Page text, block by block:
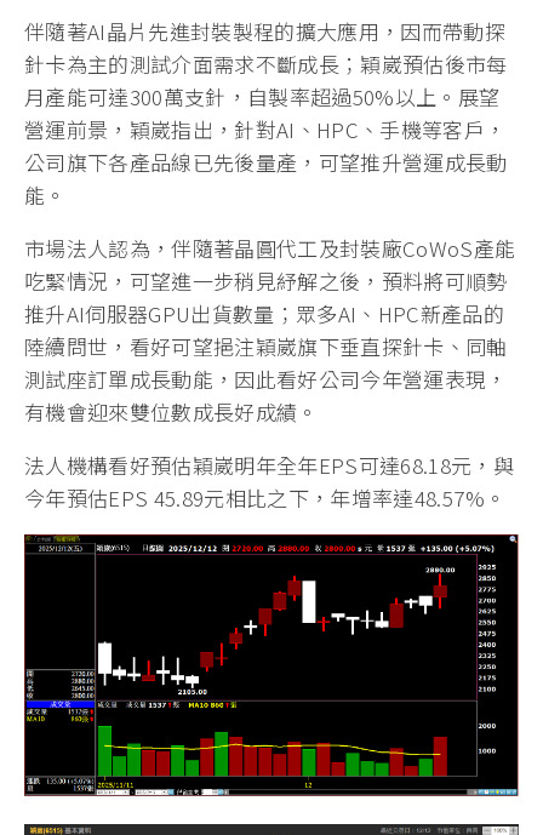
伴隨著AI晶片先進封裝製程的擴大應用，因而帶動探
針卡為主的測試介面需求不斷成長；穎崴預估後市每
月產能可達300萬支針，自製率超過50%以上。展望
營運前景，穎崴指出，針對AI、HPC、手機等客戶，
公司旗下各產品線已先後量產，可望推升營運成長動
能。
市場法人認為，伴隨著晶圓代工及封裝廠CoWoS產能
吃緊情況，可望進一步稍見紓解之後，預料將可順勢
推升AI伺服器GPU出貨數量；眾多AI、HPC新產品的
陸續問世，看好可望挹注穎崴旗下垂直探針卡、同軸
測試座訂單成長動能，因此看好公司今年營運表現，
有機會迎來雙位數成長好成績。
法人機構看好預估穎崴明年全年EPS可達68.18元，與
今年預估EPS 45.89元相比之下，年增率達48.57%。